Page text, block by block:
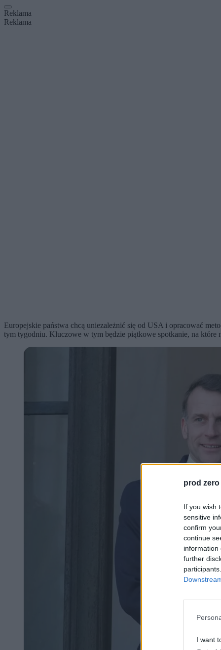
prod zero
If you wish
sensitive
confirm
continue
information
further
I want
Reklama
Reklama
Europejskie państwa chcą uniezależnić się od USA i opracować
tym tygodniu. Kluczowe w tym będzie piątkowe spotkanie, na które